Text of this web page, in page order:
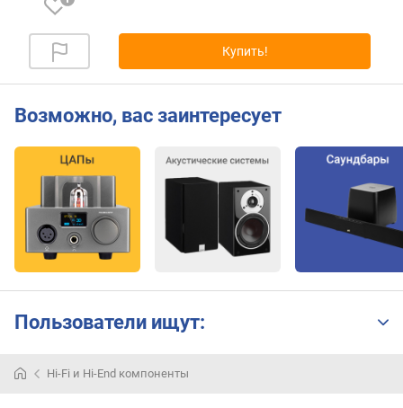
Купить!
Возможно, вас заинтересует
Пользователи ищут:
Hi-Fi и Hi-End компоненты